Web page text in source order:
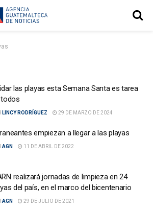
las playas esta Semana Santa es tarea
LINCY RODRÍGUEZ 29 DE MARZO DE 2024
empiezan a llegar a las playas
AGN 11 DE ABRIL DE 2022
realizará jornadas de limpieza en 24
del país, en el marco del bicentenario
AGN 29 DE JULIO DE 2021